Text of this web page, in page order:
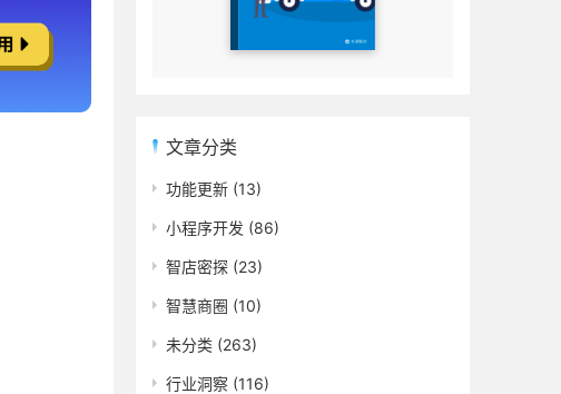
文章分类
功能更新 (13)
小程序开发 (86)
智店密探 (23)
智慧商圈 (10)
未分类 (263)
行业洞察 (116)